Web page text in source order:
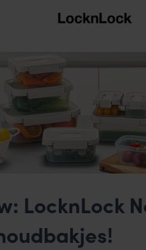
LocknLock